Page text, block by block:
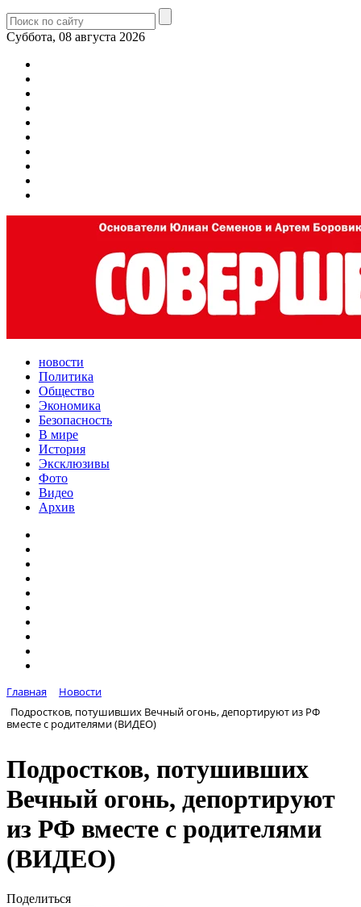
Суббота, 08 августа 2026
новости
Политика
Общество
Экономика
Безопасность
В мире
История
Эксклюзивы
Фото
Видео
Архив
Главная
Новости
Подростков, потушивших Вечный огонь, депортируют из РФ
вместе с родителями (ВИДЕО)
Подростков, потушивших
Вечный огонь, депортируют
из РФ вместе с родителями
(ВИДЕО)
Поделиться